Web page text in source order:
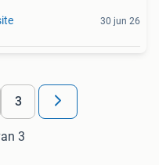
30 jun 26
3
3